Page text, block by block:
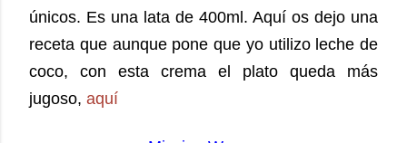
únicos. Es una lata de 400ml. Aquí os dejo una
receta que aunque pone que yo utilizo leche de
coco, con esta crema el plato queda más
jugoso, aquí